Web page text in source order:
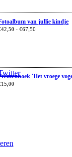
van jullie kindje
42,50 - €67,50
'Het vroege
15,00